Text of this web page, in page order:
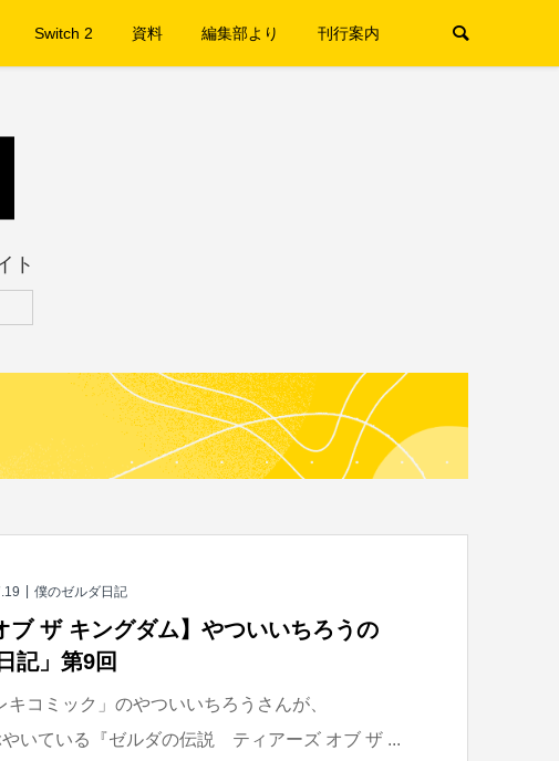
Switch 2 資料 編集部より 刊行案内
ト
僕のゼルダ日記
ブ ザ キングダム】やついいちろうの
記」第9回
コミック」のやついいちろうさんが、
いている『ゼルダの伝説 ティアーズ オブ ザ ...